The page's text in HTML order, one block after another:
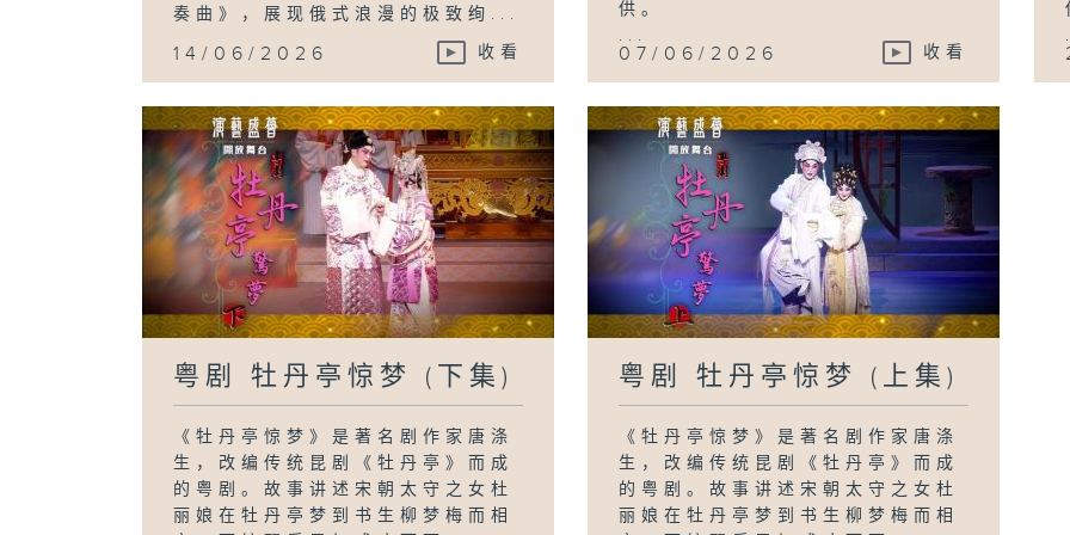
奏曲》，展现俄式浪漫的极致绚...
14/06/2026 收看
供。
...
07/06/2026 收看
粤剧 牡丹亭惊梦 (下集)
《牡丹亭惊梦》是著名剧作家唐涤
生，改编传统昆剧《牡丹亭》而成
的粤剧。故事讲述宋朝太守之女杜
丽娘在牡丹亭梦到书生柳梦梅而相
粤剧 牡丹亭惊梦 (上集)
《牡丹亭惊梦》是著名剧作家唐涤
生，改编传统昆剧《牡丹亭》而成
的粤剧。故事讲述宋朝太守之女杜
丽娘在牡丹亭梦到书生柳梦梅而相